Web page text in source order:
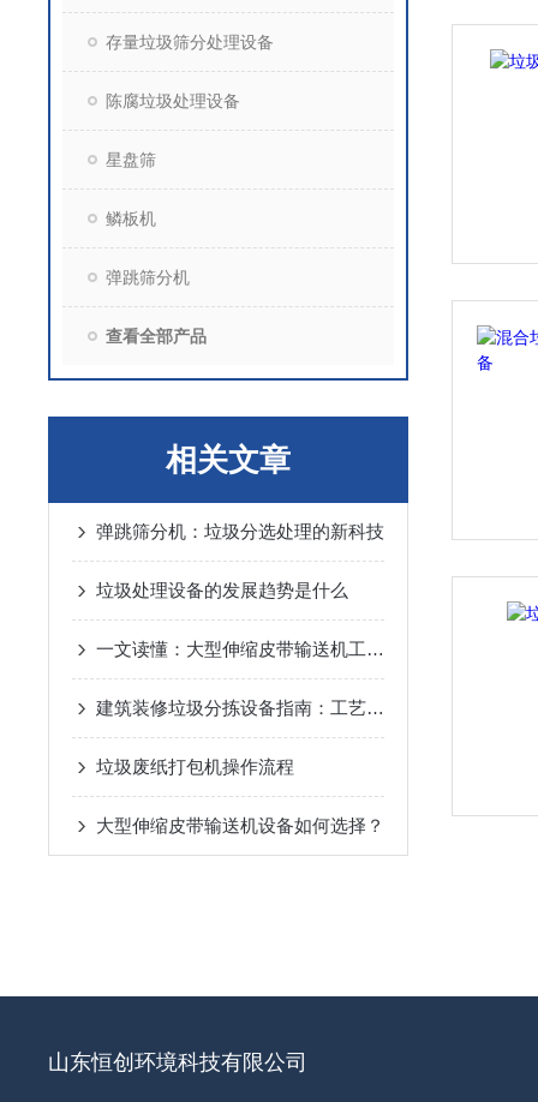
存量垃圾筛分处理设备
陈腐垃圾处理设备
星盘筛
鳞板机
弹跳筛分机
查看全部产品
相关文章
弹跳筛分机：垃圾分选处理的新科技
垃圾处理设备的发展趋势是什么
一文读懂：大型伸缩皮带输送机工作原理与优势
建筑装修垃圾分拣设备指南：工艺逻辑、设备选型与避坑要点
垃圾废纸打包机操作流程
大型伸缩皮带输送机设备如何选择？
山东恒创环境科技有限公司